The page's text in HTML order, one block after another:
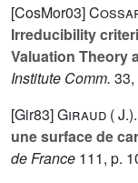
[CosMor03]
Irreducibility
Valuation Theory
Institute Comm. 33
[Gir83]Giraud ( J.).
une surface de
de France 111, p.